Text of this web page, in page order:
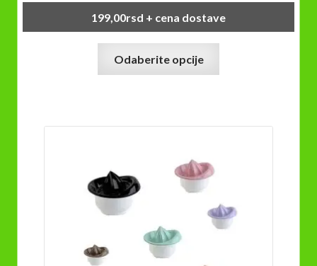
199,00rsd + cena dostave
Odaberite opcije
na
stranici